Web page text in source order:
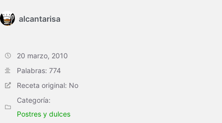
alcantarisa
20 marzo, 2010
Palabras: 774
Receta original: No
Categoría:
Postres y dulces